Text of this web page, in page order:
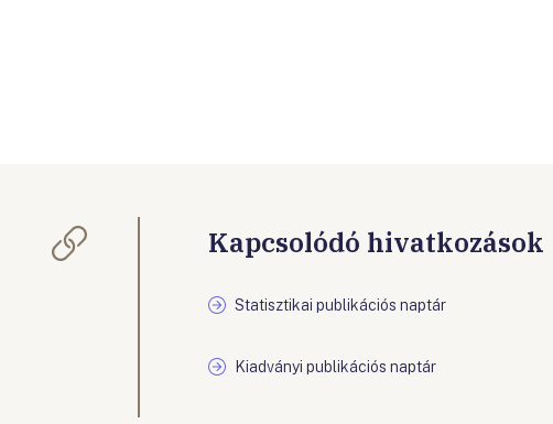
Kapcsolódó hivatkozások
Statisztikai publikációs naptár
Kiadványi publikációs naptár